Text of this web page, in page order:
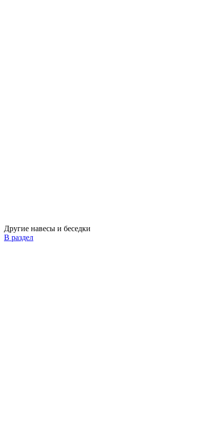
Другие навесы и беседки
В раздел